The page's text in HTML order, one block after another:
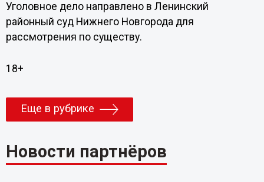
Уголовное дело направлено в Ленинский
районный суд Нижнего Новгорода для
рассмотрения по существу.
18+
Еще в рубрике
Новости партнёров